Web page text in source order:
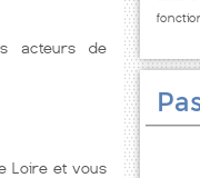
acteurs de
Loire et vous